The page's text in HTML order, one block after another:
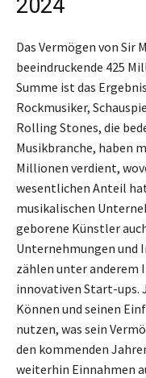
2024
Das Vermögen von Sir
beeindruckende 425
Summe ist das
Rockmusiker,
Rolling Stones, die
Musikbranche, haben
Millionen verdient,
wesentlichen Anteil
musikalischen
geborene Künstler
Unternehmungen und
zählen unter anderem
innovativen Start-ups.
Können und seinen
nutzen, was sein
den kommenden
weiterhin Einnahmen